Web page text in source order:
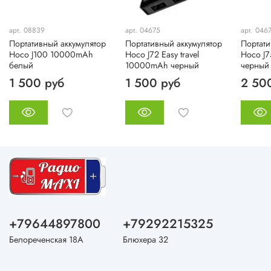
арт. 08839
Портативный аккумулятор
Hoco J100 10000mAh
белый
1 500 руб
арт. 04675
Портативный аккумулятор
Hoco J72 Easy travel
10000mAh черный
1 500 руб
арт.
Hoco
черный
2
+79644897800
Белореченская 18А
+79292215325
Блюхера 32